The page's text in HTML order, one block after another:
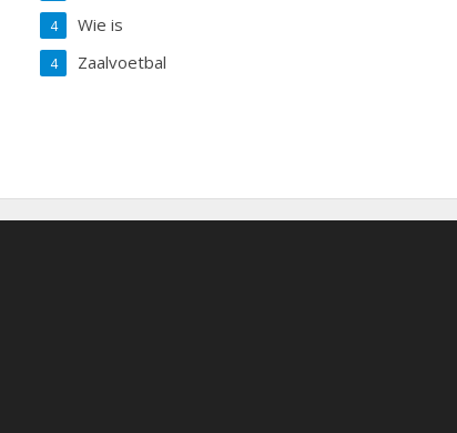
Wie is
4
Zaalvoetbal
4